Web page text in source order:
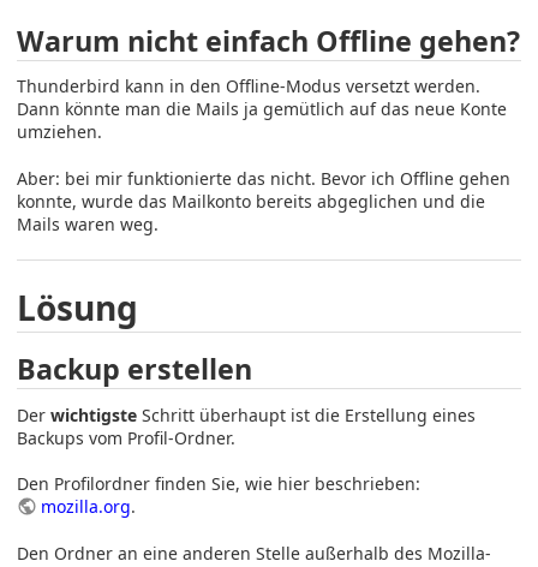
Warum nicht einfach Offline gehen?
Thunderbird kann in den Offline-Modus versetzt werden.
Dann könnte man die Mails ja gemütlich auf das neue Konte
umziehen.
Aber: bei mir funktionierte das nicht. Bevor ich Offline gehen
konnte, wurde das Mailkonto bereits abgeglichen und die
Mails waren weg.
Lösung
Backup erstellen
Der wichtigste Schritt überhaupt ist die Erstellung eines
Backups vom Profil-Ordner.
Den Profilordner finden Sie, wie hier beschrieben:
mozilla.org.
Den Ordner an eine anderen Stelle außerhalb des Mozilla-